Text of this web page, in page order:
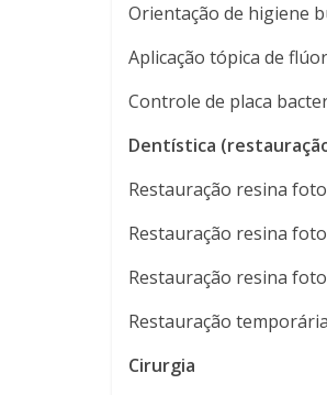
Orientação de higiene
Aplicação tópica de flúor
Controle de placa
Dentística
Restauração resina
Restauração resina
Restauração resina
Restauração temporária
Cirurgia